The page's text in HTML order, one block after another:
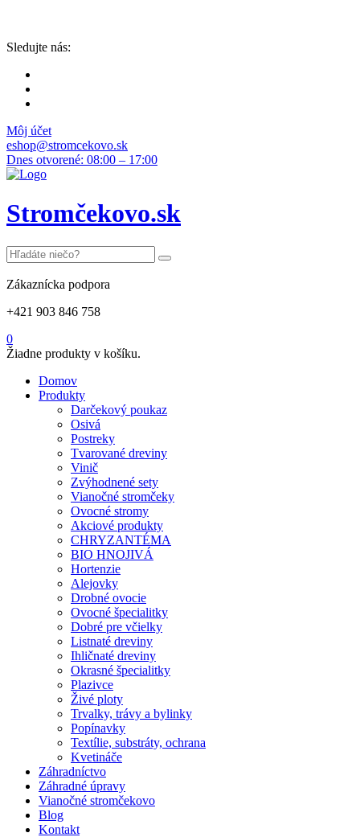
Sledujte nás:
Môj účet
eshop@stromcekovo.sk
Dnes otvorené: 08:00 – 17:00
Stromčekovo.sk
Zákaznícka podpora
+421 903 846 758
0
Žiadne produkty v košíku.
Domov
Produkty
Darčekový poukaz
Osivá
Postreky
Tvarované dreviny
Vinič
Zvýhodnené sety
Vianočné stromčeky
Ovocné stromy
Akciové produkty
CHRYZANTÉMA
BIO HNOJIVÁ
Hortenzie
Alejovky
Drobné ovocie
Ovocné špecialitky
Dobré pre včielky
Listnaté dreviny
Ihličnaté dreviny
Okrasné špecialitky
Plazivce
Živé ploty
Trvalky, trávy a bylinky
Popínavky
Textílie, substráty, ochrana
Kvetináče
Záhradníctvo
Záhradné úpravy
Vianočné stromčekovo
Blog
Kontakt